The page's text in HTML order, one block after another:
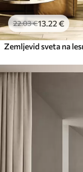
22.03€13 .22 €
Zemljevid sveta na